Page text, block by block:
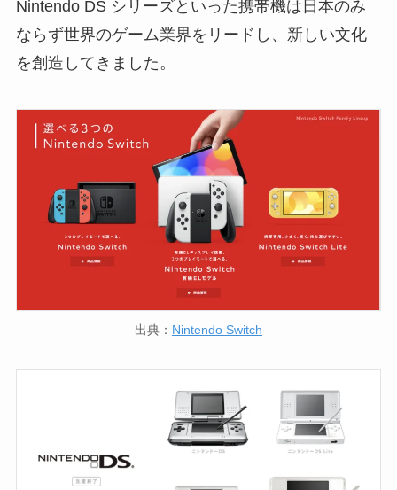
Nintendo DS シリーズといった携帯機は日本のみ
ならず世界のゲーム業界をリードし、新しい文化
を創造してきました。
出典： Nintendo Switch